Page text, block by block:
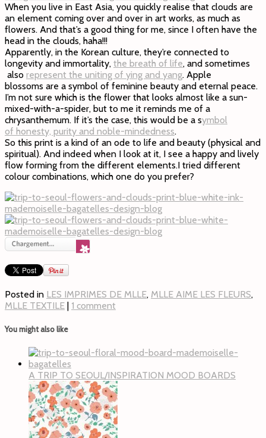
When you live in East Asia, you quickly realise that clouds are
an element coming over and over in art works, as much as
flowers. And that’s a good thing for me, since I often have the
head in the clouds, haha!!!
Apparently, in the Korean culture, they’re connected to
longevity and immortality, the breath of life, and sometimes
also represent the uniting of ying and yang. Apple
blossoms are a symbol of feminine beauty and eternal peace.
I’m not sure which is the flower that looks almost like a sun-
mixed-with-a-spider, but to me it reminds me of a
chrysanthemum. If it’s the case, this would be a symbol
of honesty, purity and noble-mindedness.
So this print is a kind of an ode to life and beauty (physical and
spiritual). And indeed when I look at it, I see a happy and lively
flow forming from the different elements.I tried different
colour combinations, which one do you prefer?
Posted in LES IMPRIMES DE MLLE, MLLE AIME LES FLEURS,
MLLE TEXTILE | 1 comment
You might also like
A TRIP TO SEOUL/INSPIRATION MOOD BOARDS